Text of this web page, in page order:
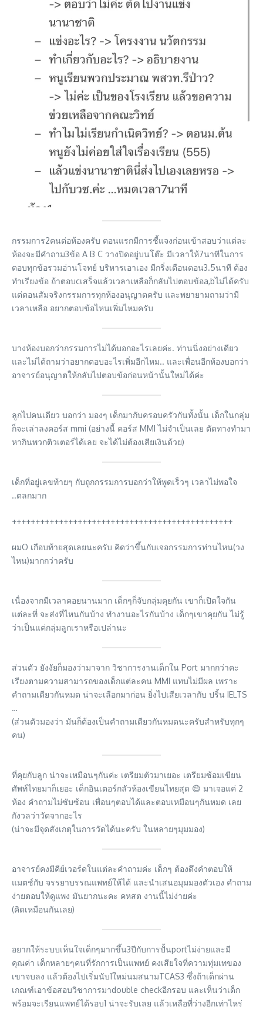
กรรมการ2คนต่อห้องครับ ตอนแรกมีการชี้แจงก่อนเข้าสอบว่าแต่ละ
ห้องจะมีคำถาม3ข้อ A B C วางปิดอยู่บนโต๊ะ มีเวลาให้7นาทีในการ
ตอบทุกข้อรวมอ่านโจทย์ บริหารเอาเอง มีกริ่งเตือนตอน3.5นาที ต้อง
ทำเรียงข้อ ถ้าตอบcเสร็จแล้วเวลาเหลือก็กลับไปตอบข้อa,bไม่ได้ครับ
แต่ตอนสัมจริงกรรมการทุกห้องอนุญาตครับ และพยายามถามว่ามี
เวลาเหลือ อยากตอบข้อไหนเพิ่มไหมครับ
บางห้องบอกว่ากรรมการไม่ได้บอกอะไรเลยค่ะ. ท่านนิ่งอย่างเดียว
และไม่ได้ถามว่าอยากตอบอะไรเพิ่มอีกไหม.. และเพื่อนอีกห้องบอกว่า
อาจารย์อนุญาตให้กลับไปตอบข้อก่อนหน้านั้นใหม่ได้ค่ะ
ลูกไปคนเดียว บอกว่า มองๆ เด็กมากับครอบครัวกันทั้งนั้น เด็กในกลุ่ม
ก็จะเล่าลงคอร์ส mmi (อย่างนี้ คอร์ส MMI ไม่จำเป็นเลย ตัดทางทำมา
หากินพวกติวเตอร์ได้เลย จะได้ไม่ต้องเสียเงินด้วย)
เด็กที่อยู่เลขท้ายๆ กับถูกกรรมการบอกว่าให้พูดเร็วๆ เวลาไม่พอใจ
..ตลกมาก
+++++++++++++++++++++++++++++++++++++++++++++++
ผมO เกือบท้ายสุดเลยนะครับ คิดว่าขึ้นกับเจอกรรมการท่านไหน(วง
ไหน)มากกว่าครับ
เนื่องจากมีเวลาคอยนานมาก เด็กๆก็จับกลุ่มคุยกัน เขาก็เปิดใจกัน
แต่ละที่ จะส่งที่ไหนกันบ้าง ทำงานอะไรกันบ้าง เด็กๆเขาคุยกัน ไม่รู้
ว่าเป็นแค่กลุ่มลูกเราหรือเปล่านะ
ส่วนตัว ยังงัยก็มองว่ามาจาก วิชาการงานเด็กใน Port มากกว่าคะ
เรียงตามความสามารถของเด็กแต่ละคน MMI แทบไม่มีผล เพราะ
คำถามเดียวกันหมด น่าจะเลือกมาก่อน ยิ่งไปเสียเวลากับ ปริ้น IELTS
…
(ส่วนตัวมองว่า มันก็ต้องเป็นคำถามเดียวกันหมดนะครับสำหรับทุกๆ
คน)
ที่คุยกับลูก น่าจะเหมือนๆกันค่ะ เตรียมตัวมาเยอะ เตรียมซ้อมเขียน
ศัพท์ไทยมาก็เยอะ เด็กอินเตอร์กลัวห้องเขียนไทยสุด 😄 มาเจอแค่ 2
ห้อง คำถามไม่ซับซ้อน เพื่อนๆตอบได้และตอบเหมือนๆกันหมด เลย
กังวลว่าวัดจากอะไร
(น่าจะมีจุดสังเกตุในการวัดได้นะครับ ในหลายๆมุมมอง)
อาจารย์คงมีคีย์เวอร์ดในแต่ละคำถามค่ะ เด็กๆ ต้องดึงคำตอบให้
แมตช์กับ จรรยาบรรณแพทย์ให้ได้ และนำเสนอมุมมองตัวเอง คำถาม
ง่ายตอบให้ดูแพง มันยากนะคะ คหสต งานนี้ไม่ง่ายค่ะ
(คิดเหมือนกันเลย)
อยากให้ระบบเห็นใจเด็กๆมากขึ้น3ปีกับการปั้นportไม่ง่ายและมี
คุณค่า เด็กหลายๆคนที่รักการเป็นแพทย์ คงเสียใจที่ความทุ่มเทของ
เขาจบลง แล้วต้องไปเริ่มนับ1ใหม่นมสนามTCAS3 ซึ่งถ้าเด็กผ่าน
เกณฑ์เอาข้อสอบวิชาการมาdouble checkอีกรอบ และเห็นว่าเด็ก
พร้อมจะเรียนแพทย์ได้รอบ1 น่าจะรับเลย แล้วเหลือที่ว่างอีกเท่าไหร่